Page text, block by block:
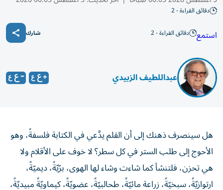
دقائق القراءة - 2
استمع دقائق القراءة - 2 شارك
عبداللطيف الزبيدي
هل سينصرف ذهنك إلى أن القلم يدَّعي في الكتابة فلسفةً، وهو
الأحوج إلى طلب الستر في كل سطر؟ لا خوف على الأقلام ولا
هي تحزن، فلتنشأ كما شاءت وشاء لها الهوى، برّيّةً، ديميّةً،
ارتوازيّةً، سبخيّةً، زراعة مائيّةً، طحالبيّةً، عضويّةً، كيماويّةً مبيديّةً،